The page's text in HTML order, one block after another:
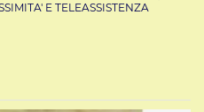
E TELEASSISTENZA